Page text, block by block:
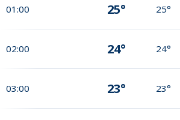
01:00 25° 25°
02:00 24° 24°
03:00 23° 23°